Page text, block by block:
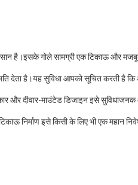
आसान है।इसके गोले सामग्री एक टिकाऊ और
देता है।यह सुविधा आपको सूचित करती है
और दीवार-माउंटेड डिजाइन इसे
निर्माण इसे किसी के लिए भी एक महान